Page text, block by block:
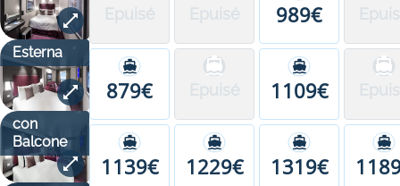
Esterna
con
Balcone
989€
879€ 1109€
1139€ 1229€ 1319€